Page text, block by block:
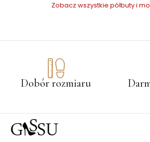
Zobacz wszystkie półbuty i
Dobór rozmiaru